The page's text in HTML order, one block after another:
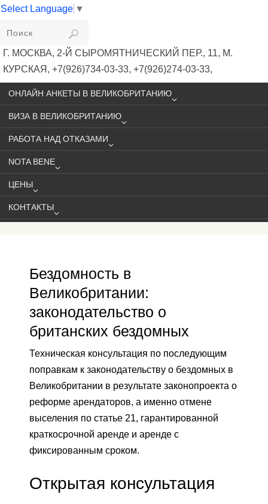
Select Language ▼
VIKIVISA
Г. МОСКВА, 2-Й СЫРОМЯТНИЧЕСКИЙ ПЕР., 11, М.
КУРСКАЯ, +7(926)734-03-33, +7(926)274-03-33,
VISA@VIKIVISA.RU
ОНЛАЙН АНКЕТЫ В ВЕЛИКОБРИТАНИЮ
ВИЗА В ВЕЛИКОБРИТАНИЮ
РАБОТА НАД ОТКАЗАМИ
NOTA BENE
ЦЕНЫ
КОНТАКТЫ
Бездомность в
Великобритании:
законодательство о
британских бездомных
Техническая консультация по последующим
поправкам к законодательству о бездомных в
Великобритании в результате законопроекта о
реформе арендаторов, а именно отмене
выселения по статье 21, гарантированной
краткосрочной аренде и аренде с
фиксированным сроком.
Открытая консультация